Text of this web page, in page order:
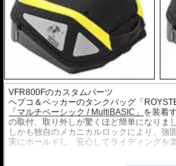
VFR800Fのカスタムパーツ
ヘプコ＆ベッカーのタンクバッグ「
「マルチベーシック / MultiBASIC」 を装着
の取付、取り外しが驚くほど簡単になりまし
しかも独自のメカニカルロックにより、強
実にホールドし、安心してライディングを